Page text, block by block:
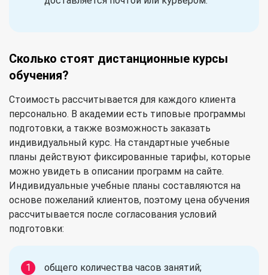
Сколько стоят дистанционные курсы
обучения?
Стоимость рассчитывается для каждого клиента
персонально. В академии есть типовые программы
подготовки, а также возможность заказать
индивидуальный курс. На стандартные учебные
планы действуют фиксированные тарифы, которые
можно увидеть в описании программ на сайте.
Индивидуальные учебные планы составляются на
основе пожеланий клиентов, поэтому цена обучения
рассчитывается после согласования условий
подготовки:
общего количества часов занятий;